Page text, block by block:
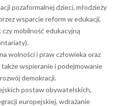
pozaformalnej dzieci, młodzieży
wsparcie reform w edukacji,
mobilność edukacyjną
wolności i praw człowieka oraz
wspieranie i podejmowanie
demokracji.
postaw obywatelskich,
europejskiej, wdrażanie